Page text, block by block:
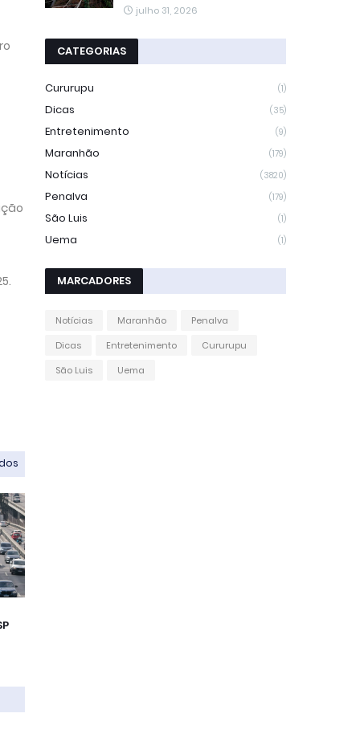
julho 31, 2026
CATEGORIAS
Cururupu (1)
Dicas (35)
Entretenimento (9)
Maranhão (179)
Notícias (3820)
Penalva (179)
São Luis (1)
Uema (1)
MARCADORES
Notícias Maranhão
Penalva
Dicas
Entretenimento
Cururupu
São Luis
Uema